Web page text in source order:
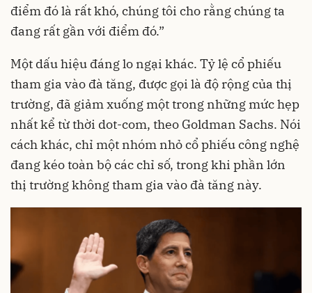
điểm đó là rất khó, chúng tôi cho rằng chúng ta
đang rất gần với điểm đó.”
Một dấu hiệu đáng lo ngại khác. Tỷ lệ cổ phiếu
tham gia vào đà tăng, được gọi là độ rộng của thị
trường, đã giảm xuống một trong những mức hẹp
nhất kể từ thời dot-com, theo Goldman Sachs. Nói
cách khác, chỉ một nhóm nhỏ cổ phiếu công nghệ
đang kéo toàn bộ các chỉ số, trong khi phần lớn
thị trường không tham gia vào đà tăng này.